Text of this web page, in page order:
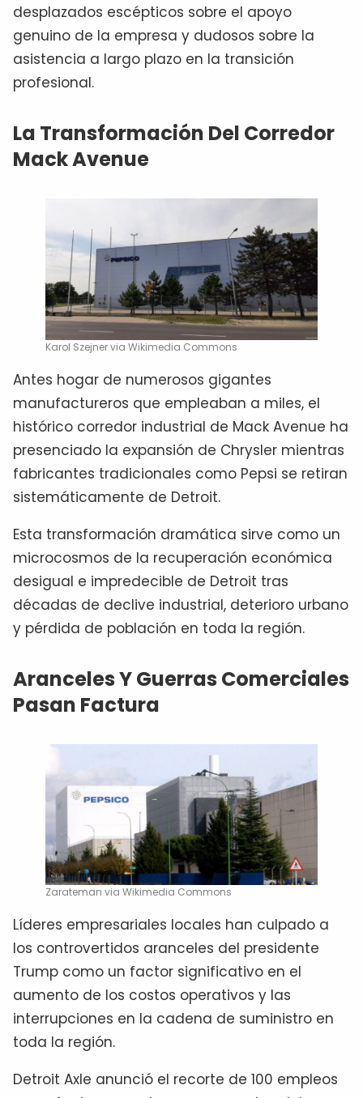
desplazados escépticos sobre el apoyo
genuino de la empresa y dudosos sobre la
asistencia a largo plazo en la transición
profesional.
La Transformación Del Corredor
Mack Avenue
Karol Szejner via Wikimedia Commons
Antes hogar de numerosos gigantes
manufactureros que empleaban a miles, el
histórico corredor industrial de Mack Avenue ha
presenciado la expansión de Chrysler mientras
fabricantes tradicionales como Pepsi se retiran
sistemáticamente de Detroit.
Esta transformación dramática sirve como un
microcosmos de la recuperación económica
desigual e impredecible de Detroit tras
décadas de declive industrial, deterioro urbano
y pérdida de población en toda la región.
Aranceles Y Guerras Comerciales
Pasan Factura
Zarateman via Wikimedia Commons
Líderes empresariales locales han culpado a
los controvertidos aranceles del presidente
Trump como un factor significativo en el
aumento de los costos operativos y las
interrupciones en la cadena de suministro en
toda la región.
Detroit Axle anunció el recorte de 100 empleos